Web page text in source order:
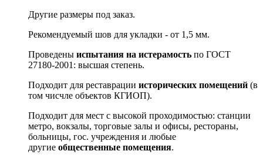
Другие размеры под заказ.
Рекомендуемый шов для укладки - от 1,5 мм.
Проведены испытания на истерамость по ГОСТ
27180-2001: высшая степень.
Подходит для реставрации исторических помещений (в
том чисчле объектов КГИОП).
Подходит для мест с высокой проходимостью: станции
метро, вокзалы, торговые залы и офисы, рестораны,
больницы, гос. учреждения и любые
другие общественные помещения.